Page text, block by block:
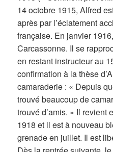
14 octobre 1915, Alfred
après par l’éclatement
française. En janvier
Carcassonne. Il se
en restant instructeur au
confirmation à la thèse
camaraderie : « Depuis
trouvé beaucoup de
trouvé d’amis. » Il revient
1918 et il est à nouveau
grenade en juillet. Il est